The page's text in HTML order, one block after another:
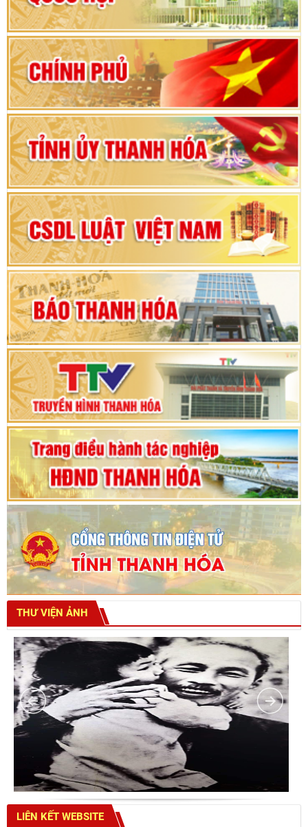
Hướng dẫn quy trình bỏ phiếu bầu cử ĐBQH
khoá XVI và đại biểu HĐND các cấp nhiệm kỳ
2026-2031
80 năm Quốc hội Việt Nam: vì lợi ích Nhân dân,
vì sự phát triển của đất nước
Bộ Chính trị duyệt nội dung Đại hội đại biểu
Đảng bộ tỉnh Thanh Hóa lần thứ XX, nhiệm kỳ
2025 - 2030
Đại hội đại biểu Đảng bộ xã Yên Thọ lần thứ I,
nhiệm kỳ 2025 – 2030
Đại hội Đảng bộ xã Yên Ninh lần thứ nhất,
nhiệm kỳ 2025 - 2030
Khai mạc Kỳ họp bất thường lần thứ 9, Quốc
hội khóa XV
Phiên thảo luận Kỳ họp thứ 24, HĐND tỉnh
Thanh Hóa khóa XVIII, nhiệm kỳ 2021 - 2026
Bế mạc Kỳ họp thứ hai bốn, Hội đồng nhân dân
tỉnh khoá XVIII
THƯ VIỆN ẢNH
LIÊN KẾT WEBSITE